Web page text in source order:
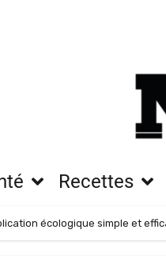
Recettes
écologique simple et